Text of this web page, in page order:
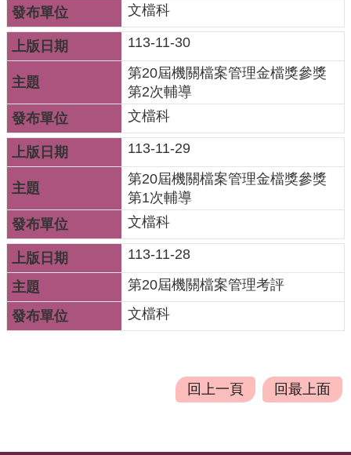
及
衛
生
護
專
區
姊
妹
市
回
首
頁
網
文檔科
113-11-30
第20屆機關檔案管理金檔獎參獎
第2次輔導
文檔科
113-11-29
第20屆機關檔案管理金檔獎參獎
第1次輔導
文檔科
113-11-28
第20屆機關檔案管理考評
文檔科
回上一頁 回最上面